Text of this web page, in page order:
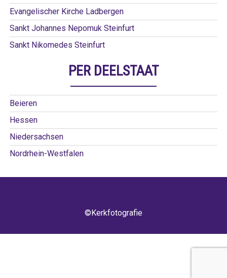
Evangelischer Kirche Ladbergen
Sankt Johannes Nepomuk Steinfurt
Sankt Nikomedes Steinfurt
PER DEELSTAAT
Beieren
Hessen
Niedersachsen
Nordrhein-Westfalen
©Kerkfotografie